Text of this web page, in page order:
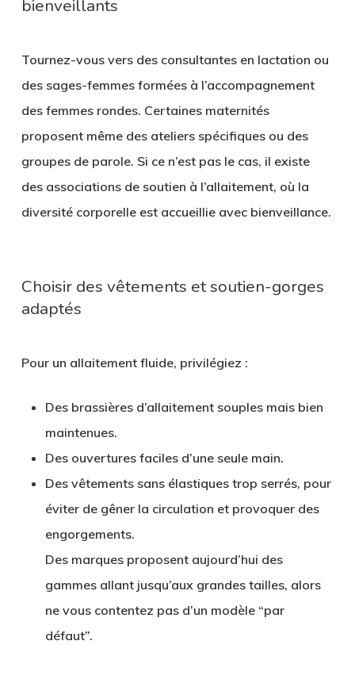
bienveillants
Tournez-vous vers des consultantes en lactation ou
des sages-femmes formées à l’accompagnement
des femmes rondes. Certaines maternités
proposent même des ateliers spécifiques ou des
groupes de parole. Si ce n’est pas le cas, il existe
des associations de soutien à l’allaitement, où la
diversité corporelle est accueillie avec bienveillance.
Choisir des vêtements et soutien-gorges
adaptés
Pour un allaitement fluide, privilégiez :
Des brassières d’allaitement souplesmais bien
maintenues.
Des ouvertures faciles d’une seule main.
Des vêtements sans élastiques trop serrés, pour
éviter de gêner la circulation et provoquer des
engorgements.
Des marques proposent aujourd’hui des
gammes allant jusqu’aux grandes tailles, alors
ne vous contentez pas d’un modèle “par
défaut”.